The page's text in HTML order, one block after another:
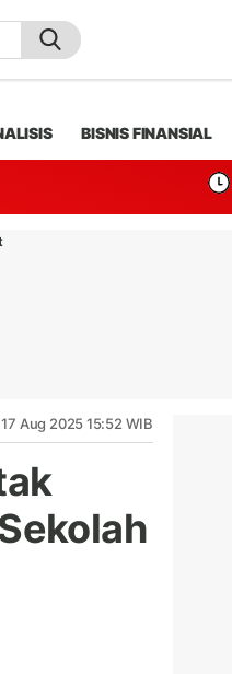
BISNIS FINANSIAL
Aug 2025 15:52 WIB